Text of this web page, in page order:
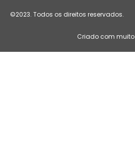
©2023. Todos os direitos reservados.
Criado com muito